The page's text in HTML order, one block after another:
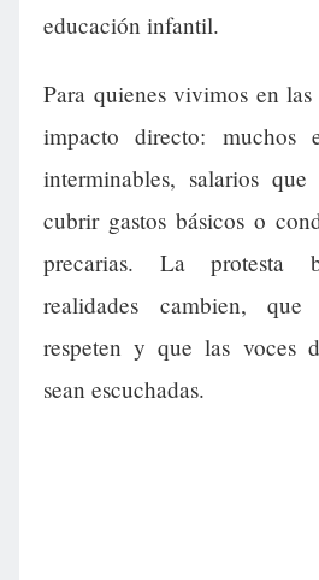
educación infantil.
Para quienes vivimos en
impacto directo: muchos
interminables, salarios
cubrir gastos básicos o
precarias. La protesta
realidades cambien,
respeten y que las voces
sean escuchadas.